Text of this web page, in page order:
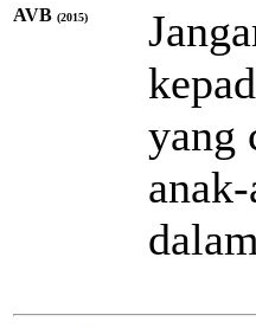
AVB (2015)
yang